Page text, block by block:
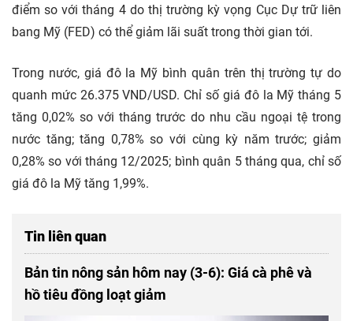
điểm so với tháng 4 do thị trường kỳ vọng Cục Dự trữ liên
bang Mỹ (FED) có thể giảm lãi suất trong thời gian tới.
Trong nước, giá đô la Mỹ bình quân trên thị trường tự do
quanh mức 26.375 VND/USD. Chỉ số giá đô la Mỹ tháng 5
tăng 0,02% so với tháng trước do nhu cầu ngoại tệ trong
nước tăng; tăng 0,78% so với cùng kỳ năm trước; giảm
0,28% so với tháng 12/2025; bình quân 5 tháng qua, chỉ số
giá đô la Mỹ tăng 1,99%.
Tin liên quan
Bản tin nông sản hôm nay (3-6): Giá cà phê và
hồ tiêu đồng loạt giảm